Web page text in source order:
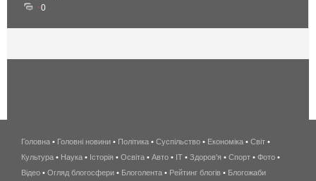
0
беспроводной
интернет
киев
Головна • Головні новини • Політика • Суспільство • Економіка • Світ •
Культура • Наука • Історія • Освіта • Авто • IT • Здоров'я • Спорт • Фото •
Відео • Огляд блогосфери • Блоголента • Рейтинг блогів • Блогожаби